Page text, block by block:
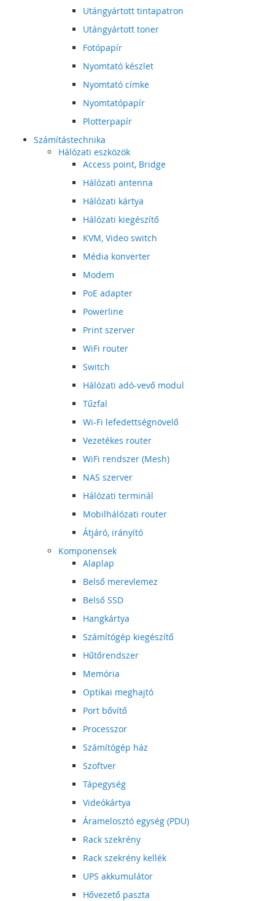
Utángyártott tintapatron
Utángyártott toner
Fotópapír
Nyomtató készlet
Nyomtató címke
Nyomtatópapír
Plotterpapír
Számítástechnika
Hálózati eszközök
Access point, Bridge
Hálózati antenna
Hálózati kártya
Hálózati kiegészítő
KVM, Video switch
Média konverter
Modem
PoE adapter
Powerline
Print szerver
WiFi router
Switch
Hálózati adó-vevő modul
Tűzfal
Wi-Fi lefedettségnövelő
Vezetékes router
WiFi rendszer (Mesh)
NAS szerver
Hálózati terminál
Mobilhálózati router
Átjáró, irányító
Komponensek
Alaplap
Belső merevlemez
Belső SSD
Hangkártya
Számítógép kiegészítő
Hűtőrendszer
Memória
Optikai meghajtó
Port bővítő
Processzor
Számítógép ház
Szoftver
Tápegység
Videókártya
Áramelosztó egység (PDU)
Rack szekrény
Rack szekrény kellék
UPS akkumulátor
Hővezető paszta